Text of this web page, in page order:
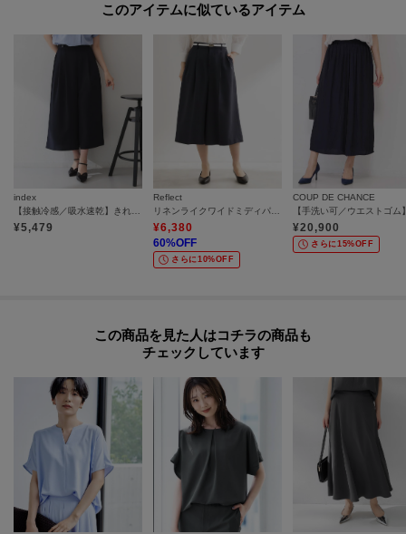
このアイテムに似ているアイテム
index
¥5,479
Reflect
¥6,380
60%OFF
さらに10%OFF
COUP DE CHANCE
¥20,900
さらに15%OFF
この商品を見た人はコチラの商品も
チェックしています